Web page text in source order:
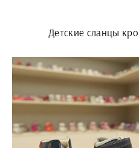
Детские сланцы